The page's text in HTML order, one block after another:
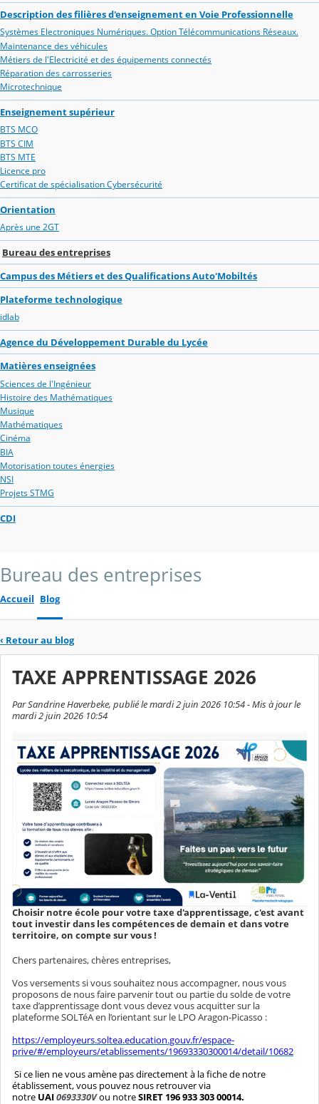
Description des filières d'enseignement en Voie Professionnelle
Systèmes Electroniques Numériques. Option Télécommunications Réseaux.
Maintenance des véhicules
Métiers de l'Electricité et des équipements connectés
Réparation des carrosseries
Microtechnique
Enseignement supérieur
BTS MCO
BTS CIM
BTS MTE
Licence pro
Certificat de spécialisation Cybersécurité
Orientation
Après une 2GT
Bureau des entreprises
Campus des Métiers et des Qualifications Auto'Mobiltés
Plateforme technologique
idlab
Agence du Développement Durable du Lycée
Matières enseignées
Sciences de l'Ingénieur
Histoire des Mathématiques
Musique
Mathématiques
Cinéma
BIA
Motorisation toutes énergies
NSI
Projets STMG
CDI
Bureau des entreprises
Accueil Blog
‹ Retour au blog
TAXE APPRENTISSAGE 2026
Par Sandrine Haverbeke, publié le mardi 2 juin 2026 10:54 - Mis à jour le
mardi 2 juin 2026 10:54
Choisir notre école pour votre taxe d'apprentissage, c'est avant
tout investir dans les compétences de demain et dans votre
territoire, on compte sur vous !
Chers partenaires, chères entreprises,
Vos versements si vous souhaitez nous accompagner, nous vous
proposons de nous faire parvenir tout ou partie du solde de votre
taxe d’apprentissage dont vous devez vous acquitter sur la
plateforme SOLTéA en l’orientant sur le LPO Aragon-Picasso :
https://employeurs.soltea.education.gouv.fr/espace-
prive/#/employeurs/etablissements/19693330300014/detail/10682
Si ce lien ne vous amène pas directement à la fiche de notre
établissement, vous pouvez nous retrouver via
notre UAI0693330Vou notreSIRET 196 933 303 00014.